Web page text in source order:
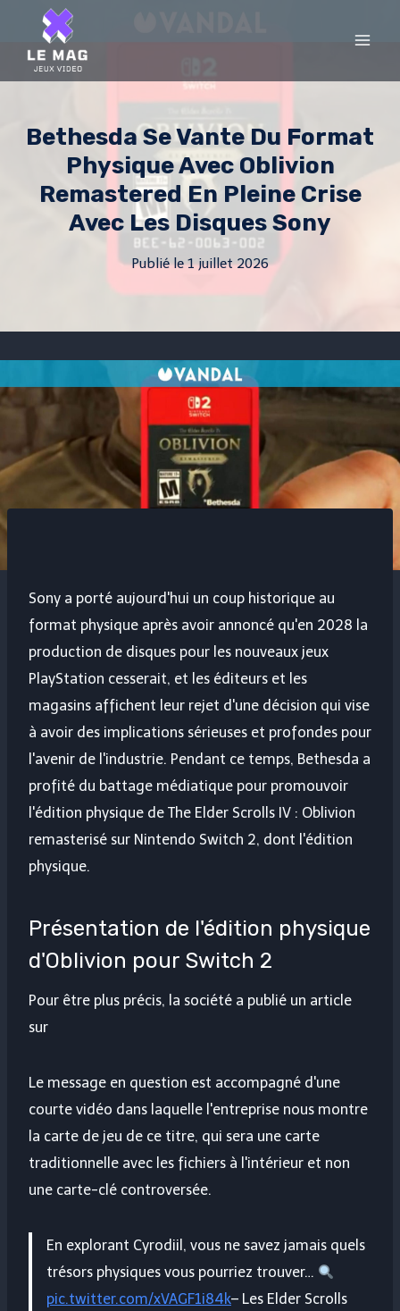
content
Bethesda Se Vante Du Format
Physique Avec Oblivion
Remastered En Pleine Crise
Avec Les Disques Sony
Publié le1 juillet 2026
Sony a porté aujourd'hui un coup historique au
format physique après avoir annoncé qu'en 2028 la
production de disques pour les nouveaux jeux
PlayStation cesserait, et les éditeurs et les
magasins affichent leur rejet d'une décision qui vise
à avoir des implications sérieuses et profondes pour
l'avenir de l'industrie. Pendant ce temps, Bethesda a
profité du battage médiatique pour promouvoir
l'édition physique de The Elder Scrolls IV : Oblivion
remasterisé sur Nintendo Switch 2, dont l'édition
physique.
Présentation de l'édition physique
d'Oblivion pour Switch 2
Pour être plus précis, la société a publié un article
sur
Le message en question est accompagné d'une
courte vidéo dans laquelle l'entreprise nous montre
la carte de jeu de ce titre, qui sera une carte
traditionnelle avec les fichiers à l'intérieur et non
une carte-clé controversée.
En explorant Cyrodiil, vous ne savez jamais quels
trésors physiques vous pourriez trouver…
pic.twitter.com/xVAGF1i84k– Les Elder Scrolls